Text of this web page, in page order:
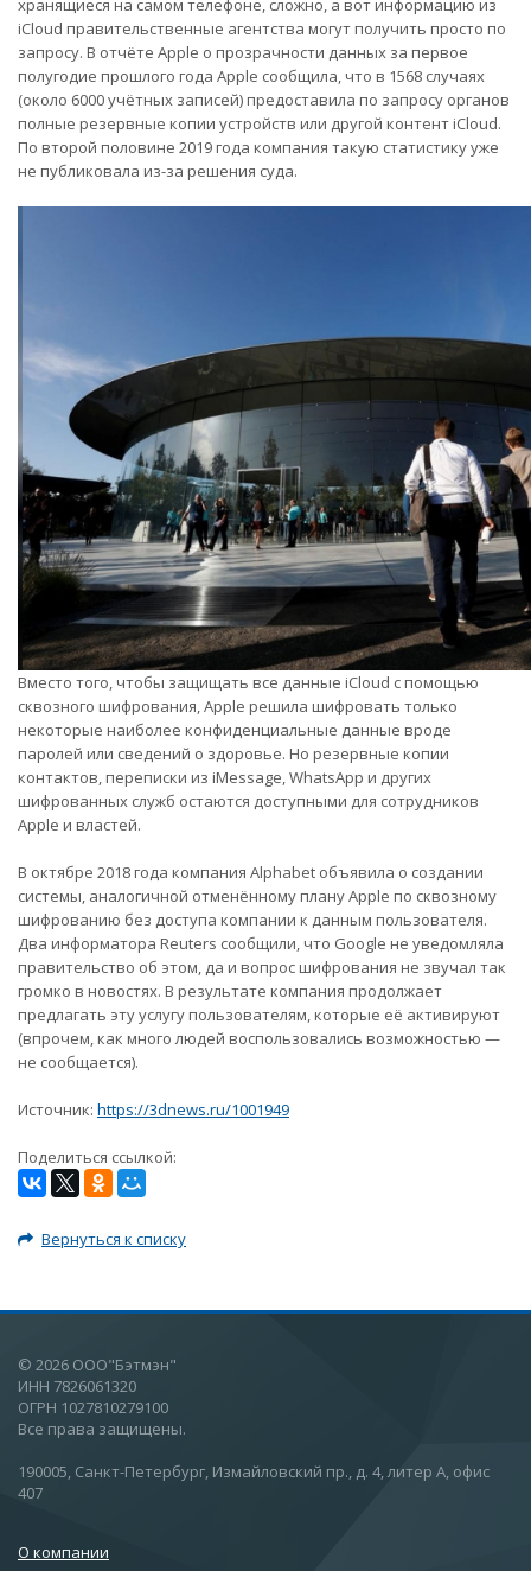
хранящиеся на самом телефоне, сложно, а вот информацию из
iCloud правительственные агентства могут получить просто по
запросу. В отчёте Apple о прозрачности данных за первое
полугодие прошлого года Apple сообщила, что в 1568 случаях
(около 6000 учётных записей) предоставила по запросу органов
полные резервные копии устройств или другой контент iCloud.
По второй половине 2019 года компания такую статистику уже
не публиковала из-за решения суда.
Вместо того, чтобы защищать все данные iCloud с помощью
сквозного шифрования, Apple решила шифровать только
некоторые наиболее конфиденциальные данные вроде
паролей или сведений о здоровье. Но резервные копии
контактов, переписки из iMessage, WhatsApp и других
шифрованных служб остаются доступными для сотрудников
Apple и властей.
В октябре 2018 года компания Alphabet объявила о создании
системы, аналогичной отменённому плану Apple по сквозному
шифрованию без доступа компании к данным пользователя.
Два информатора Reuters сообщили, что Google не уведомляла
правительство об этом, да и вопрос шифрования не звучал так
громко в новостях. В результате компания продолжает
предлагать эту услугу пользователям, которые её активируют
(впрочем, как много людей воспользовались возможностью —
не сообщается).
Источник: https://3dnews.ru/1001949
Поделиться ссылкой:
Вернуться к списку
© 2026 ООО"Бэтмэн"
ИНН 7826061320
ОГРН 1027810279100
Все права защищены.
190005, Санкт-Петербург, Измайловский пр., д. 4, литер А, офис
407
О компании